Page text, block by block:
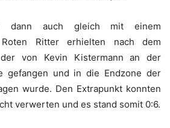
dann auch gleich mit einem
Roten Ritter erhielten nach dem
von Kevin Kistermann an der
gefangen und in die Endzone der
wurde. Den Extrapunkt konnten
verwerten und es stand somit 0:6.